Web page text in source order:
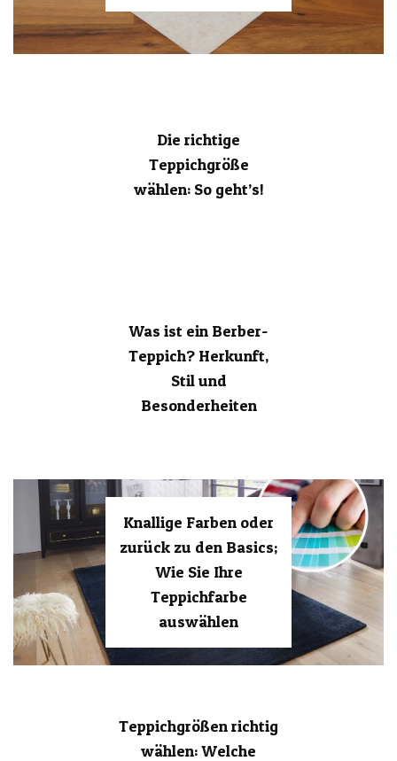
Die richtige
Teppichgröße
wählen: So geht’s!
Was ist ein Berber-
Teppich? Herkunft,
Stil und
Besonderheiten
Knallige Farben oder
zurück zu den Basics;
Wie Sie Ihre
Teppichfarbe
auswählen
Teppichgrößen richtig
wählen: Welche